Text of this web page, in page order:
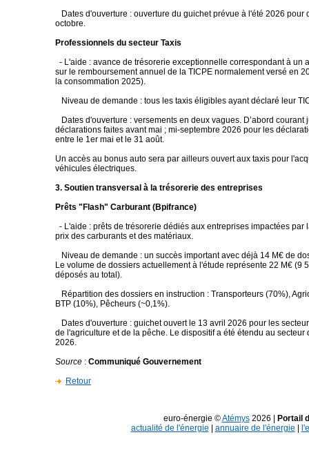
Dates d'ouverture : ouverture du guichet prévue à l'été 2026 pour
octobre.
Professionnels du secteur Taxis
- L'aide : avance de trésorerie exceptionnelle correspondant à un
sur le remboursement annuel de la TICPE normalement versé en
la consommation 2025).
Niveau de demande : tous les taxis éligibles ayant déclaré leur
Dates d'ouverture : versements en deux vagues. D’abord courant
déclarations faites avant mai ; mi-septembre 2026 pour les
entre le 1er mai et le 31 août.
Un accès au bonus auto sera par ailleurs ouvert aux taxis pour
véhicules électriques.
3. Soutien transversal à la trésorerie des entreprises
Prêts "Flash" Carburant (Bpifrance)
- L'aide : prêts de trésorerie dédiés aux entreprises impactées par
prix des carburants et des matériaux.
Niveau de demande : un succès important avec déjà 14 M€ de
Le volume de dossiers actuellement à l'étude représente 22 M€ (9
déposés au total).
Répartition des dossiers en instruction : Transporteurs (70%),
BTP (10%), Pêcheurs (~0,1%).
Dates d'ouverture : guichet ouvert le 13 avril 2026 pour les
de l'agriculture et de la pêche. Le dispositif a été étendu au secteur
2026.
Source : Communiqué Gouvernement
Retour
euro-énergie ©Atémys2026 |
Portail
actualité de l'énergie
annuaire de l'énergie